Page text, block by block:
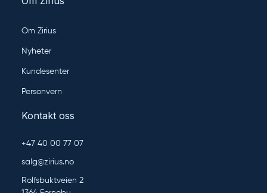
Om Zirius
Nyheter
Kundesenter
Personvern
Kontakt oss
+47 40 00 77 07
salg@zirius.no
Rolfsbuktveien 2